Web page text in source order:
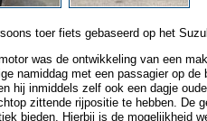
toer fiets gebaseerd op het
was de ontwikkeling van een
namiddag met een passagier op de
hij inmiddels zelf ook een dagje
zittende rijpositie te hebben. De
bieden. Hierbij is de mogelijkheid